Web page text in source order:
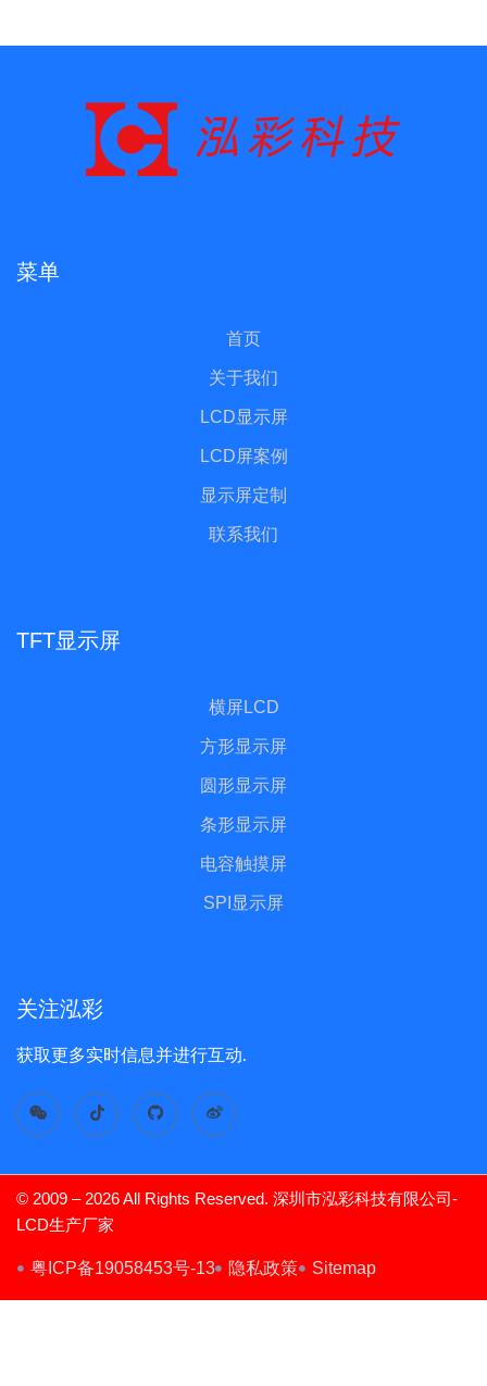
菜单
首页
关于我们
LCD显示屏
LCD屏案例
显示屏定制
联系我们
TFT显示屏
横屏LCD
方形显示屏
圆形显示屏
条形显示屏
电容触摸屏
SPI显示屏
关注泓彩
获取更多实时信息并进行互动.
© 2009 – 2026 All Rights Reserved. 深圳市泓彩科技有限公司-
LCD生产厂家
粤ICP备19058453号-13 隐私政策 Sitemap